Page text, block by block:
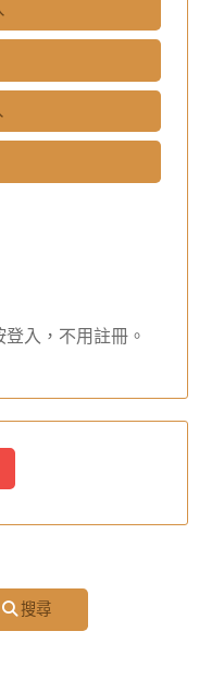
登入，不用註冊。
搜尋